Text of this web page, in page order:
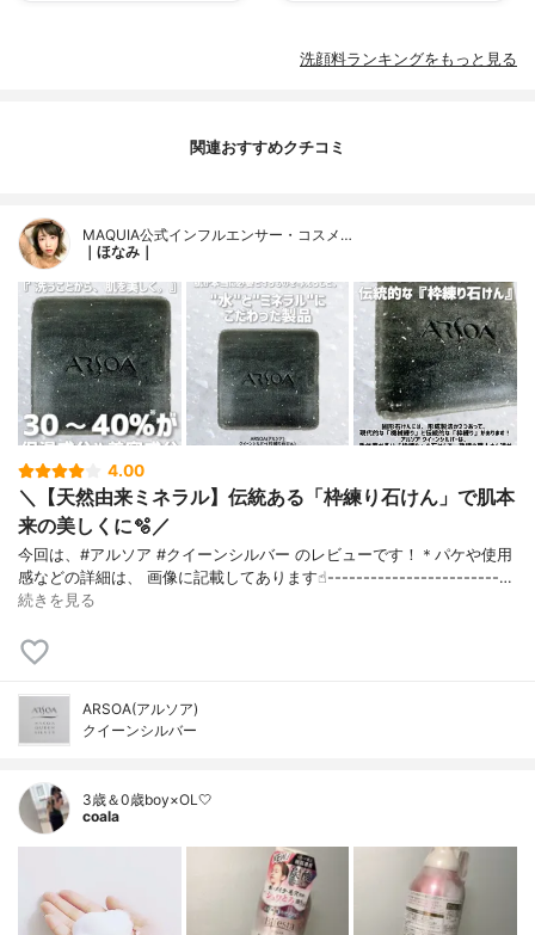
洗顔料ランキングをもっと見る
関連おすすめクチコミ
MAQUIA公式インフルエンサー・コスメ…
｜ほなみ｜
4.00
＼【天然由来ミネラル】伝統ある「枠練り石けん」で肌本
来の美しくに🫧／
今回は、#アルソア #クイーンシルバー のレビューです！＊パケや使用
感などの詳細は、 画像に記載してあります☝︎------------------------…
続きを見る
ARSOA(アルソア)
クイーンシルバー
3歳＆0歳boy×OL🤍
coala